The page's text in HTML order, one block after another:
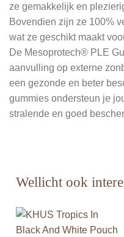
ze gemakkelijk en
Bovendien zijn ze 100%
wat ze geschikt maakt
De Mesoprotech® PLE
aanvulling op externe
een gezonde en beter
gummies ondersteun je
stralende en goed
Wellicht ook